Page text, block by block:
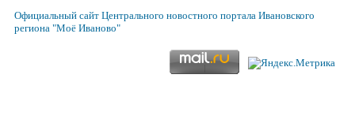
Официальный сайт Центрального новостного портала Ивановского
региона "Моё Иваново"